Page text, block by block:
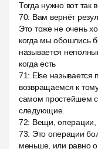
Тогда нужно вот так
70: Вам вернёт
Это тоже не очень
когда мы обошлись
называется
когда есть
71: Else называется
возвращаемся к
самом простейшем
следующие.
72: Вещи, операции,
73: Это операции
меньше, или равно